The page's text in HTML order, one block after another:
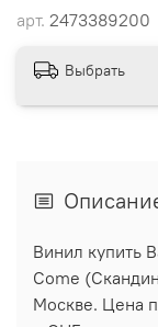
арт. 2473389200
Выбрать
Винил купить
Come
Москве. Цена